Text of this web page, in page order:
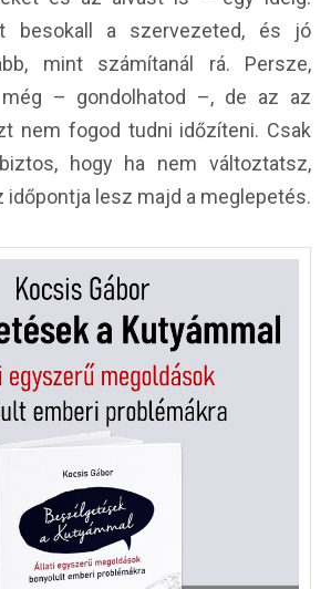
besokall a szervezeted, és jó
mint számítanál rá. Persze,
– gondolhatod –, de az az
nem fogod tudni időzíteni. Csak
hogy ha nem változtatsz,
időpontja lesz majd a meglepetés.